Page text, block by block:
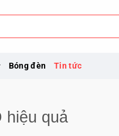
Bóng đèn Tin tức
hiệu quả